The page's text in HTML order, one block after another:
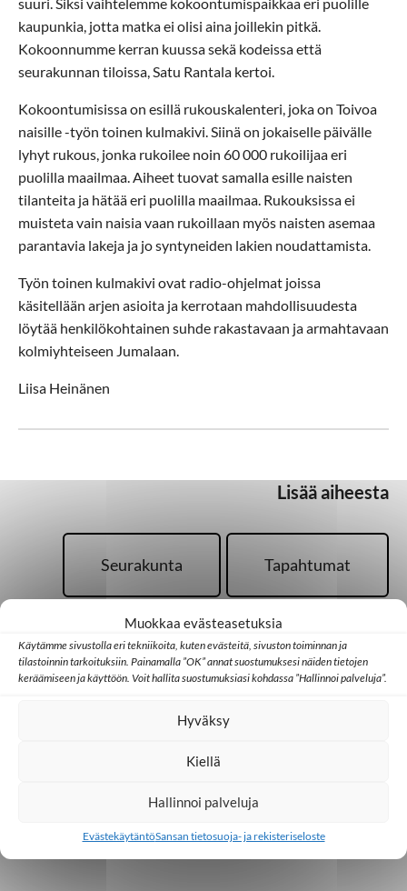
Muokkaa evästeasetuksia
Käytämme sivustolla eri tekniikoita, kuten evästeitä, sivuston toiminnan ja
tilastoinnin tarkoituksiin. Painamalla ”OK” annat suostumuksesi näiden tietojen
keräämiseen ja käyttöön. Voit hallita suostumuksiasi kohdassa ”Hallinnoi palveluja”.
Hyväksy
Kiellä
Hallinnoi palveluja
EvästekäytäntöSansan tietosuoja- ja rekisteriseloste
kaupunkia, jotta matka ei olisi aina joillekin pitkä.
Kokoonnumme kerran kuussa sekä kodeissa että
seurakunnan tiloissa, Satu Rantala kertoi.
Kokoontumisissa on esillä rukouskalenteri, joka on Toivoa
naisille -työn toinen kulmakivi. Siinä on jokaiselle päivälle
lyhyt rukous, jonka rukoilee noin 60 000 rukoilijaa eri
puolilla maailmaa. Aiheet tuovat samalla esille naisten
tilanteita ja hätää eri puolilla maailmaa. Rukouksissa ei
muisteta vain naisia vaan rukoillaan myös naisten asemaa
parantavia lakeja ja jo syntyneiden lakien noudattamista.
Työn toinen kulmakivi ovat radio-ohjelmat joissa
käsitellään arjen asioita ja kerrotaan mahdollisuudesta
löytää henkilökohtainen suhde rakastavaan ja armahtavaan
kolmiyhteiseen Jumalaan.
Liisa Heinänen
Lisää aiheesta
Seurakunta Tapahtumat
Toivoa naisille
Palaa takaisin pääsivulle